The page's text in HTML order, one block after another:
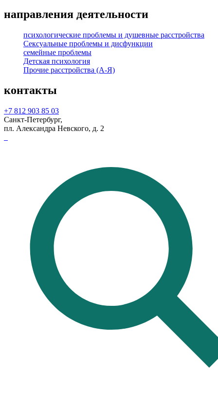
направления деятельности
психологические проблемы и душевные расстройства
Сексуальные проблемы и дисфункции
семейные проблемы
Детская психология
Прочие расстройства (А-Я)
контакты
+7 812 903 85 03
Санкт-Петербург,
пл. Александра Невского, д. 2